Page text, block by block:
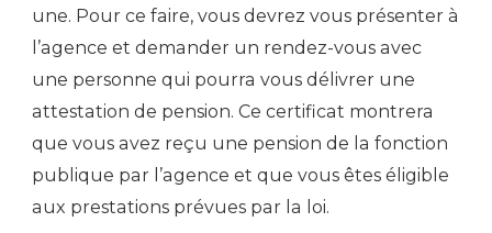
une. Pour ce faire, vous devrez vous présenter à
l’agence et demander un rendez-vous avec
une personne qui pourra vous délivrer une
attestation de pension. Ce certificat montrera
que vous avez reçu une pension de la fonction
publique par l’agence et que vous êtes éligible
aux prestations prévues par la loi.